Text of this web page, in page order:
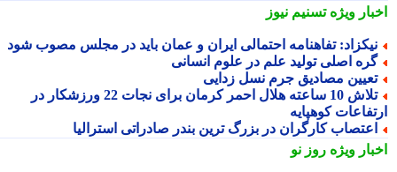
ویژهتسنیم نیوز
تفاهنامه احتمالی ایران و عمان باید در مجلس مصوب شود
اصلی تولید علم در علوم انسانی
مصادیق جرم نسل زدایی
تلاش 10 ساعته هلال احمر کرمان برای نجات 22 ورزشکار در
کوهپایه
کارگران در بزرگ ترین بندر صادراتی استرالیا
ویژهروز نو